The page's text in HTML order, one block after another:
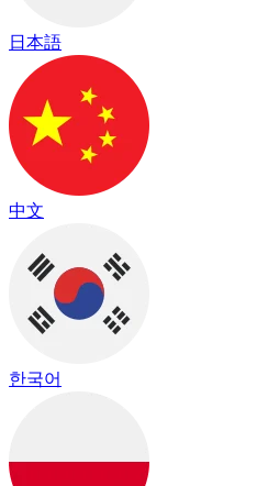
日本語
中文
한국어